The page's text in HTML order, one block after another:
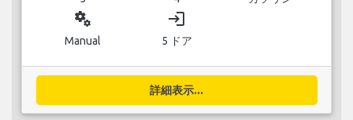
miscellaneous_services
Manual
login
5 ドア
詳細表示...